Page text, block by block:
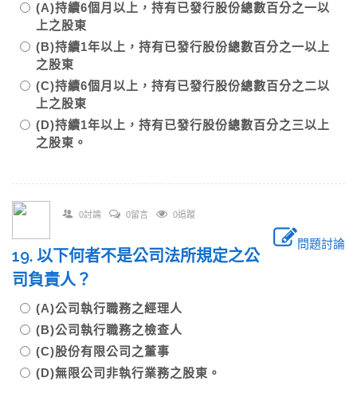
(A)持續6個月以上，持有已發行股份總數百分之一以
上之股東
(B)持續1年以上，持有已發行股份總數百分之一以上
之股東
(C)持續6個月以上，持有已發行股份總數百分之二以
上之股東
(D)持續1年以上，持有已發行股份總數百分之三以上
之股東。
0討論 0留言 0追蹤
問題討論
19. 以下何者不是公司法所規定之公
司負責人？
(A)公司執行職務之經理人
(B)公司執行職務之檢查人
(C)股份有限公司之董事
(D)無限公司非執行業務之股東。